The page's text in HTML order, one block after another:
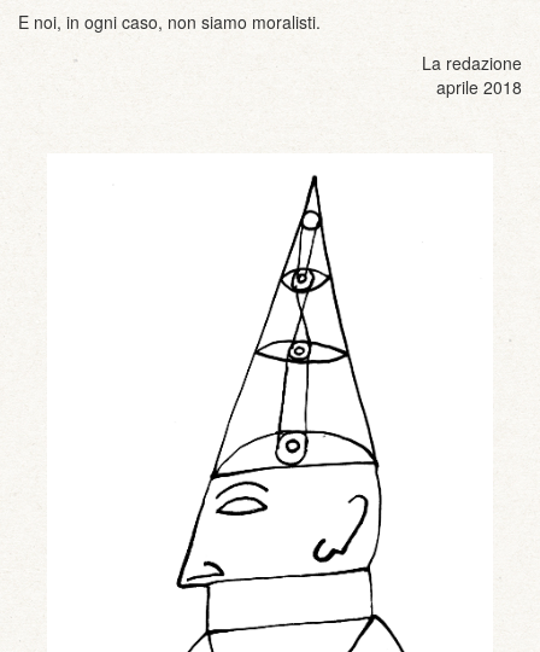
E noi, in ogni caso, non siamo moralisti.
La redazione
aprile 2018